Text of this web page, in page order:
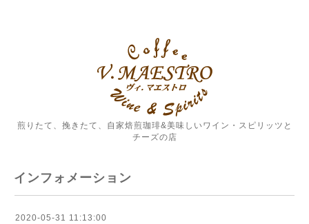
煎りたて、挽きたて、自家焙煎珈琲&美味しいワイン・スピリッツと
チーズの店
インフォメーション
2020-05-31 11:13:00